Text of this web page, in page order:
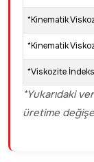
*Kinematik
*Kinematik
*Viskozite İndeks
*Yukarıdaki
üretime